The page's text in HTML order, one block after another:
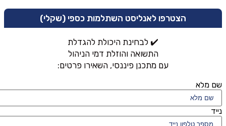
הצטרפו לאנליסט השתלמות כספי (שקלי)
✔️ לבחינת היכולת להגדלת
התשואה והוזלת דמי הניהול
עם מתכנן פיננסי, השאירו פרטים:
שם מלא
נייד